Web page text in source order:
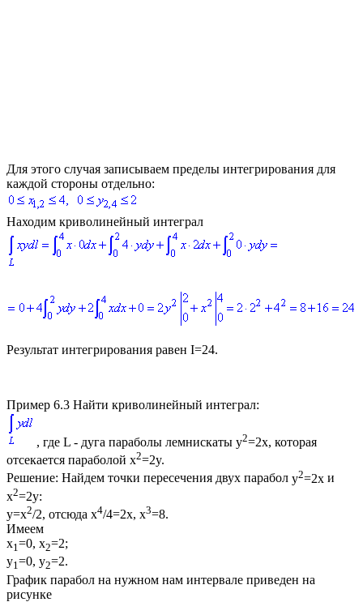
Для этого случая записываем пределы интегрирования для
каждой стороны отдельно:
Находим криволинейный интеграл
Результат интегрирования равен I=24.
Пример 6.3 Найти криволинейный интеграл:
, где L - дуга параболы лемнискаты y2=2x, которая
отсекается параболой x2=2y.
Решение: Найдем точки пересечения двух парабол y2=2x и
x2=2y:
y=x2/2, отсюда x4/4=2x, x3=8.
Имеем
x1=0, x2=2;
y1=0, y2=2.
График парабол на нужном нам интервале приведен на
рисунке